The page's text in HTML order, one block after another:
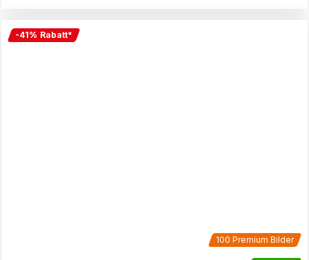
-41% Rabatt*
100 Premium Bilder